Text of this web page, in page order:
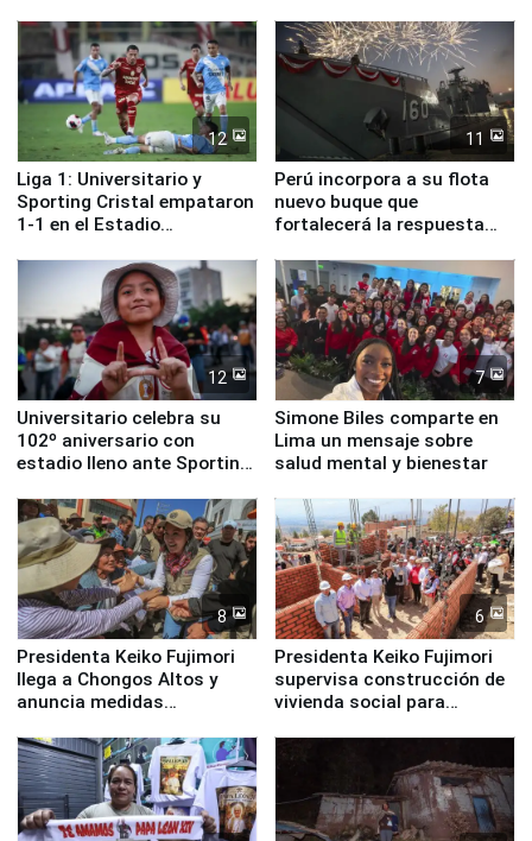
12
Liga 1: Universitario y
Sporting Cristal empataron
1-1 en el Estadio
11
Perú incorpora a su flota
nuevo buque que
fortalecerá la respuesta
12
Universitario celebra su
102º aniversario con
estadio lleno ante Sporting
7
Simone Biles comparte en
Lima un mensaje sobre
salud mental y bienestar
8
Presidenta Keiko Fujimori
llega a Chongos Altos y
anuncia medidas
educación, salud y empleo
6
Presidenta Keiko Fujimori
supervisa construcción de
vivienda social para